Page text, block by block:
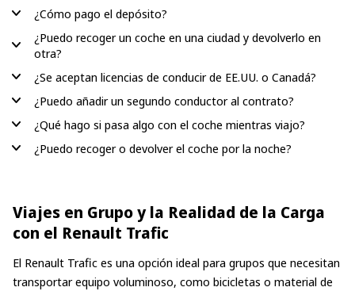
¿Cómo pago el depósito?
¿Puedo recoger un coche en una ciudad y devolverlo en
otra?
¿Se aceptan licencias de conducir de EE.UU. o Canadá?
¿Puedo añadir un segundo conductor al contrato?
¿Qué hago si pasa algo con el coche mientras viajo?
¿Puedo recoger o devolver el coche por la noche?
Viajes en Grupo y la Realidad de la Carga
con el Renault Trafic
El Renault Trafic es una opción ideal para grupos que necesitan
transportar equipo voluminoso, como bicicletas o material de